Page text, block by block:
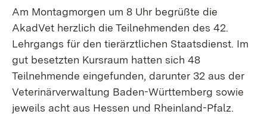
Am Montagmorgen um 8 Uhr begrüßte die
AkadVet herzlich die Teilnehmenden des 42.
Lehrgangs für den tierärztlichen Staatsdienst. Im
gut besetzten Kursraum hatten sich 48
Teilnehmende eingefunden, darunter 32 aus der
Veterinärverwaltung Baden-Württemberg sowie
jeweils acht aus Hessen und Rheinland-Pfalz.